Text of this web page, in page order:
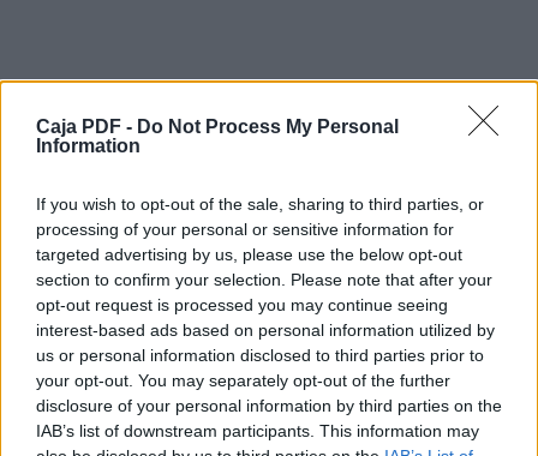
Caja PDF - Do Not Process My Personal
Information
If you wish to opt-out of the sale, sharing to third parties, or
processing of your personal or sensitive information for
targeted advertising by us, please use the below opt-out
section to confirm your selection. Please note that after your
opt-out request is processed you may continue seeing
interest-based ads based on personal information utilized by
us or personal information disclosed to third parties prior to
your opt-out. You may separately opt-out of the further
disclosure of your personal information by third parties on the
IAB’s list of downstream participants. This information may
de EDIFICIO CENTRAL de este Municipio
desde el 01
inclusive.Articulo: 2º
EL GASTO que demande el cumplimiento del
presente
Decreto será imputado a la partida
correspondiente.Articulo: 3º
COMUNÍQUESE, publíquese, dese copia a la
oficina de
Personal, a Contaduría, al Registro Municipal y
ARCHÍVESE.
DADO EN EL DEPARTAMENTO EJECUTIVO DE
Descargar el documento (PDF)
Decretos 2-2015.pdf (PDF, 402 KB)